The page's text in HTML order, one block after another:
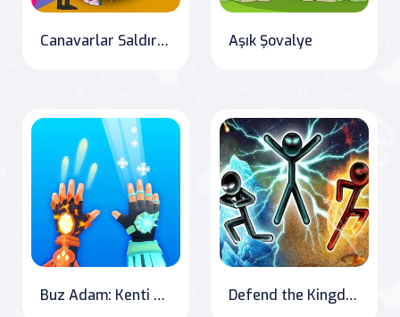
Canavarlar Saldırısı İftira Saatliği Aşık Şovalye
Buz Adam: Kenti Kurtaran Süper Kahraman Defend the Kingdom: Sarens Rising